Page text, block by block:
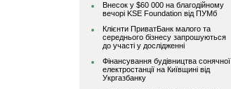
Внесок у $60 000 на благодійному
вечорі KSE Foundation від ПУМб
Клієнти ПриватБанк малого та
середнього бізнесу запрошуються
до участі у дослідженні
Фінансування будівництва сонячної
електростанції на Київщині від
Укргазбанку